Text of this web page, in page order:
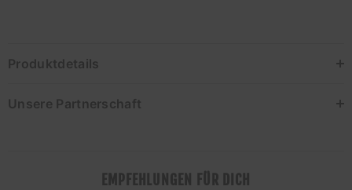
Produktdetails
Unsere Partnerschaft
EMPFEHLUNGEN FÜR DICH